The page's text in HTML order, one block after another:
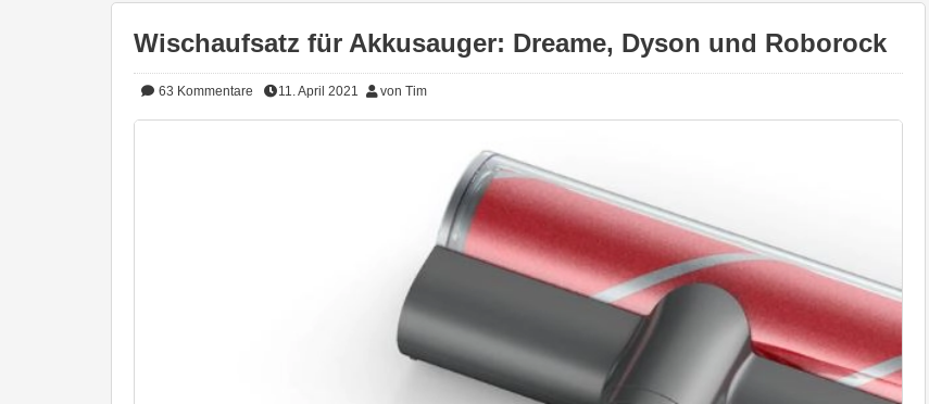
Wischaufsatz für Akkusauger: Dreame, Dyson und Roborock
63 Kommentare 11. April 2021 von Tim